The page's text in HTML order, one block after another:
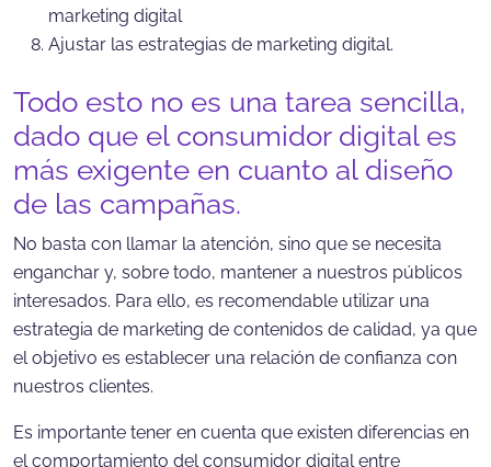
marketing digital
Ajustar las estrategias de marketing digital.
Todo esto no es una tarea sencilla,
dado que el consumidor digital es
más exigente en cuanto al diseño
de las campañas.
No basta con llamar la atención, sino que se necesita
enganchar y, sobre todo, mantener a nuestros públicos
interesados. Para ello, es recomendable utilizar una
estrategia de marketing de contenidos de calidad, ya que
el objetivo es establecer una relación de confianza con
nuestros clientes.
Es importante tener en cuenta que existen diferencias en
el comportamiento del consumidor digital entre